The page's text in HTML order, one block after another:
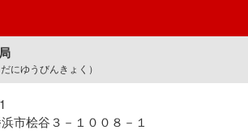
にゆうびんきょく）
市桧谷３－１００８－１